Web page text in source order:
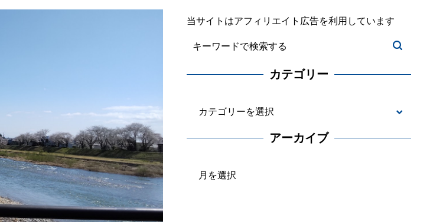
当サイトはアフィリエイト広告を利用しています
カテゴリー
テ
アーカイブ